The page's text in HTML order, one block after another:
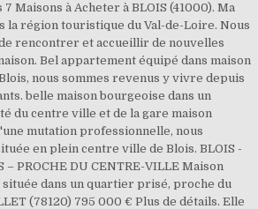
Maisons à Acheter à BLOIS (41000). Ma
la région touristique du Val-de-Loire. Nous
rencontrer et accueillir de nouvelles
Bel appartement équipé dans maison
nous sommes revenus y vivre depuis
belle maison bourgeoise dans un
du centre ville et de la gare maison
mutation professionnelle, nous
en plein centre ville de Blois. BLOIS -
– PROCHE DU CENTRE-VILLE Maison
dans un quartier prisé, proche du
(78120) 795 000 € Plus de détails. Elle